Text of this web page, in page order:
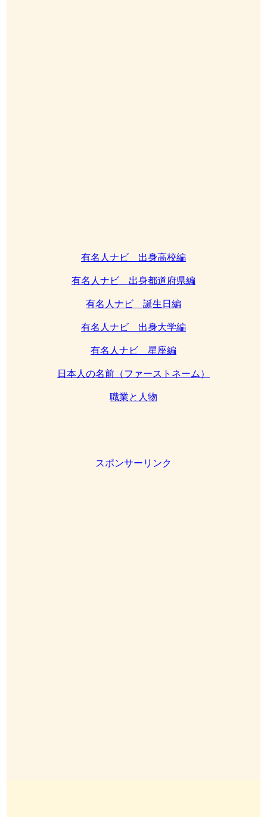
有名人ナビ 出身高校編
有名人ナビ 出身都道府県編
有名人ナビ 誕生日編
有名人ナビ 出身大学編
有名人ナビ 星座編
日本人の名前（ファーストネーム）
職業と人物
スポンサーリンク